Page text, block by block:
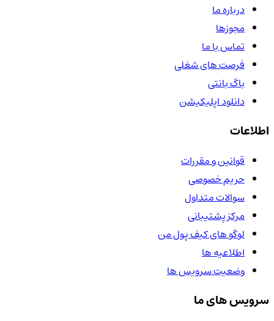
درباره ما
مجوزها
تماس با ما
فرصت های شغلی
باگ بانتی
دانلود اپلیکیشن
اطلاعات
قوانین و مقررات
حریم خصوصی
سوالات متداول
مرکز پشتیبانی
لوگو های کیف پول من
اطلاعیه ها
وضعیت سرویس ها
سرویس های ما